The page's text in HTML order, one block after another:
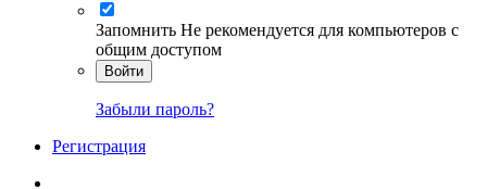
Запомнить Не рекомендуется для компьютеров с
общим доступом
Войти
Забыли пароль?
Регистрация